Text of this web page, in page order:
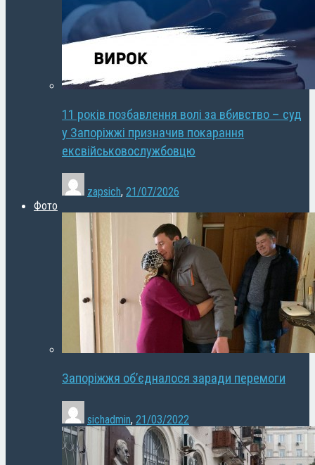
11 років позбавлення волі за вбивство – суд
у Запоріжжі призначив покарання
ексвійськовослужбовцю
zapsich, 21/07/2026
Фото
Запоріжжя об’єдналося заради перемоги
sichadmin, 21/03/2022